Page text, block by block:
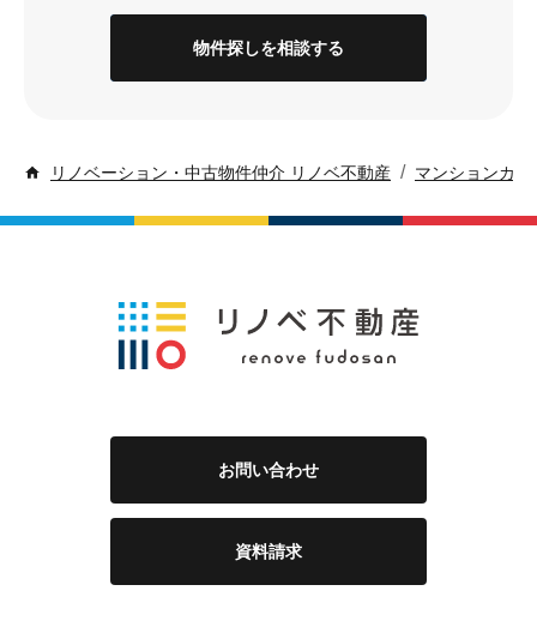
物件探しを相談する
リノベーション・中古物件仲介 リノベ不動産 / マンションカル
お問い合わせ
資料請求